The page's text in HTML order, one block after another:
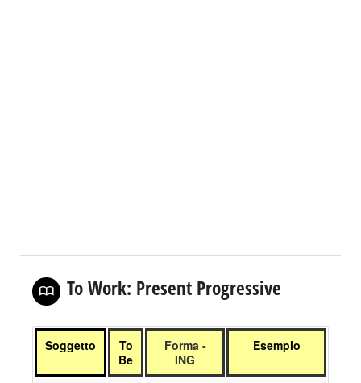
To Work: Present Progressive
Soggetto
To
Be
Forma -
ING
Esempio